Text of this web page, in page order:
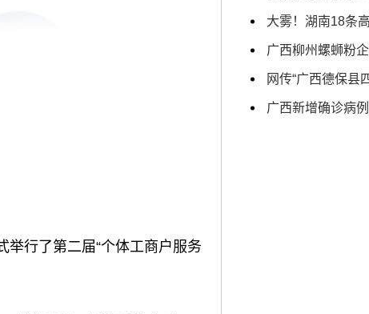
行了第二届“个体工商户服务